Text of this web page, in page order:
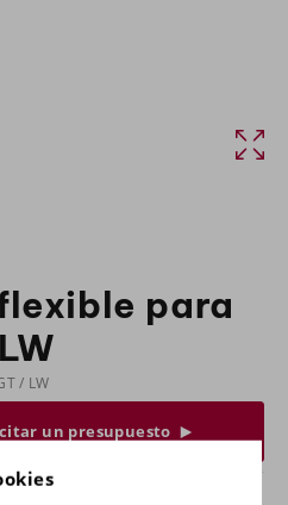
para
/ LW
un presupuesto
sobre este producto